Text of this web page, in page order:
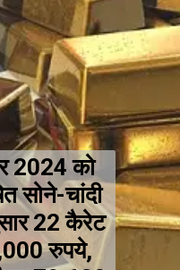
2024 को
सोने-चांदी
22 कैरेट
रुपये,